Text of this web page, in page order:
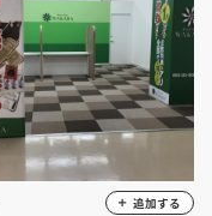
追加する